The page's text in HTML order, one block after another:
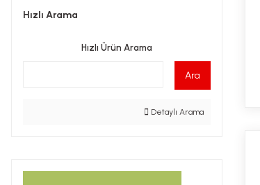
Hızlı Arama
Hızlı Ürün Arama
Ara
Detaylı Arama